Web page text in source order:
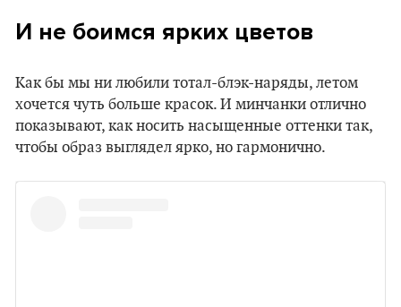
И не боимся ярких цветов
Как бы мы ни любили тотал-блэк-наряды, летом
хочется чуть больше красок. И минчанки отлично
показывают, как носить насыщенные оттенки так,
чтобы образ выглядел ярко, но гармонично.